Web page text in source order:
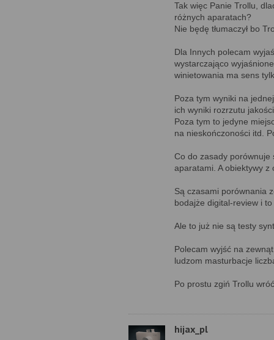
Tak więc Panie Trollu,
różnych aparatach?
Nie będę tłumaczył bo
Dla Innych polecam
wystarczająco
winietowania ma sens
Poza tym wyniki na
ich wyniki rozrzutu
Poza tym to jedyne
na nieskończoności itd.
Co do zasady porównuje
aparatami. A obiektywy z
Są czasami porównania
bodajże digital-review i
Ale to już nie są testy
Polecam wyjść na
ludzom masturbacje
Po prostu zgiń Trollu
hijax_pl